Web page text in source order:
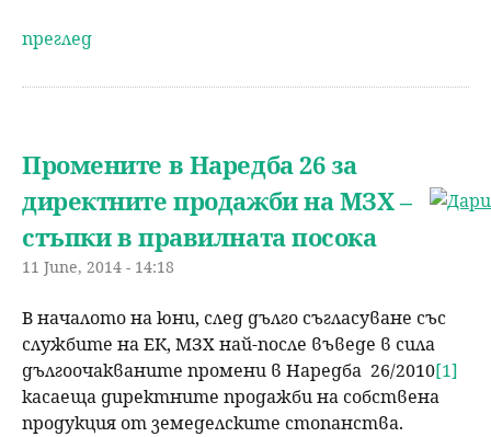
преглед
Промените в Наредба 26 за
директните продажби на МЗХ –
стъпки в правилната посока
11 June, 2014 - 14:18
В началото на юни, след дълго съгласуване със
службите на ЕК, МЗХ най-после въведе в сила
дългоочакваните промени в Наредба 26/2010[1]
касаеща директните продажби на собствена
продукция от земеделските стопанства.